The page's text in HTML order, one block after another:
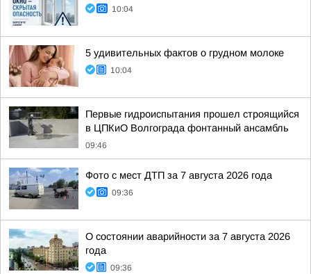
10:04
5 удивительных фактов о грудном молоке
10:04
Первые гидроиспытания прошел строящийся
в ЦПКиО Волгограда фонтанный ансамбль
09:46
Фото с мест ДТП за 7 августа 2026 года
09:36
О состоянии аварийности за 7 августа 2026
года
09:36